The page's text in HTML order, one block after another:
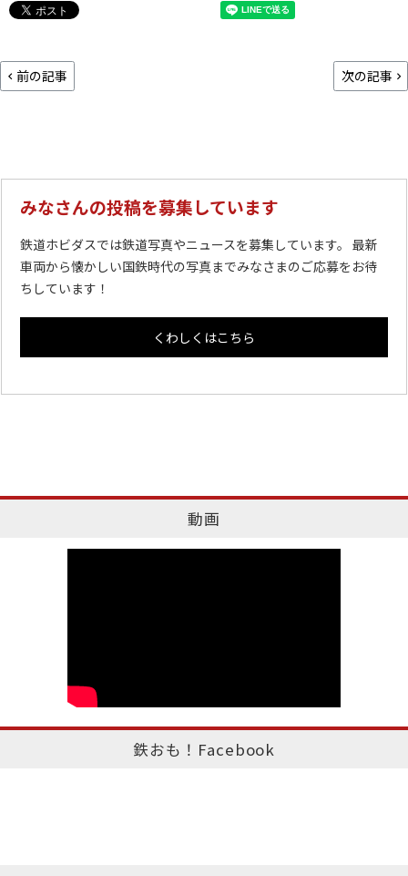
前の記事 次の記事
みなさんの投稿を募集しています
鉄道ホビダスでは鉄道写真やニュースを募集しています。 最新
車両から懐かしい国鉄時代の写真までみなさまのご応募をお待
ちしています！
くわしくはこちら
動画
鉄おも！Facebook